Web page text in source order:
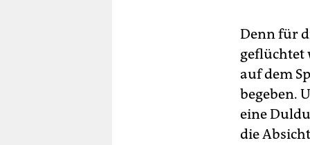
Denn für
geflüchtet
auf dem
begeben.
eine
die